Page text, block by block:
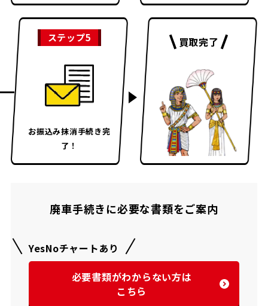
ステップ5
お振込み抹消手続き完
了！
買取完了
廃車手続きに必要な書類をご案内
YesNoチャートあり
必要書類がわからない方は
こちら